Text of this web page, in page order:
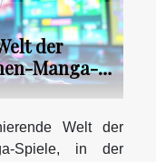
der
Manga-
Welt der
Spiele, in der